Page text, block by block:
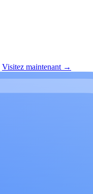
Visitez maintenant →